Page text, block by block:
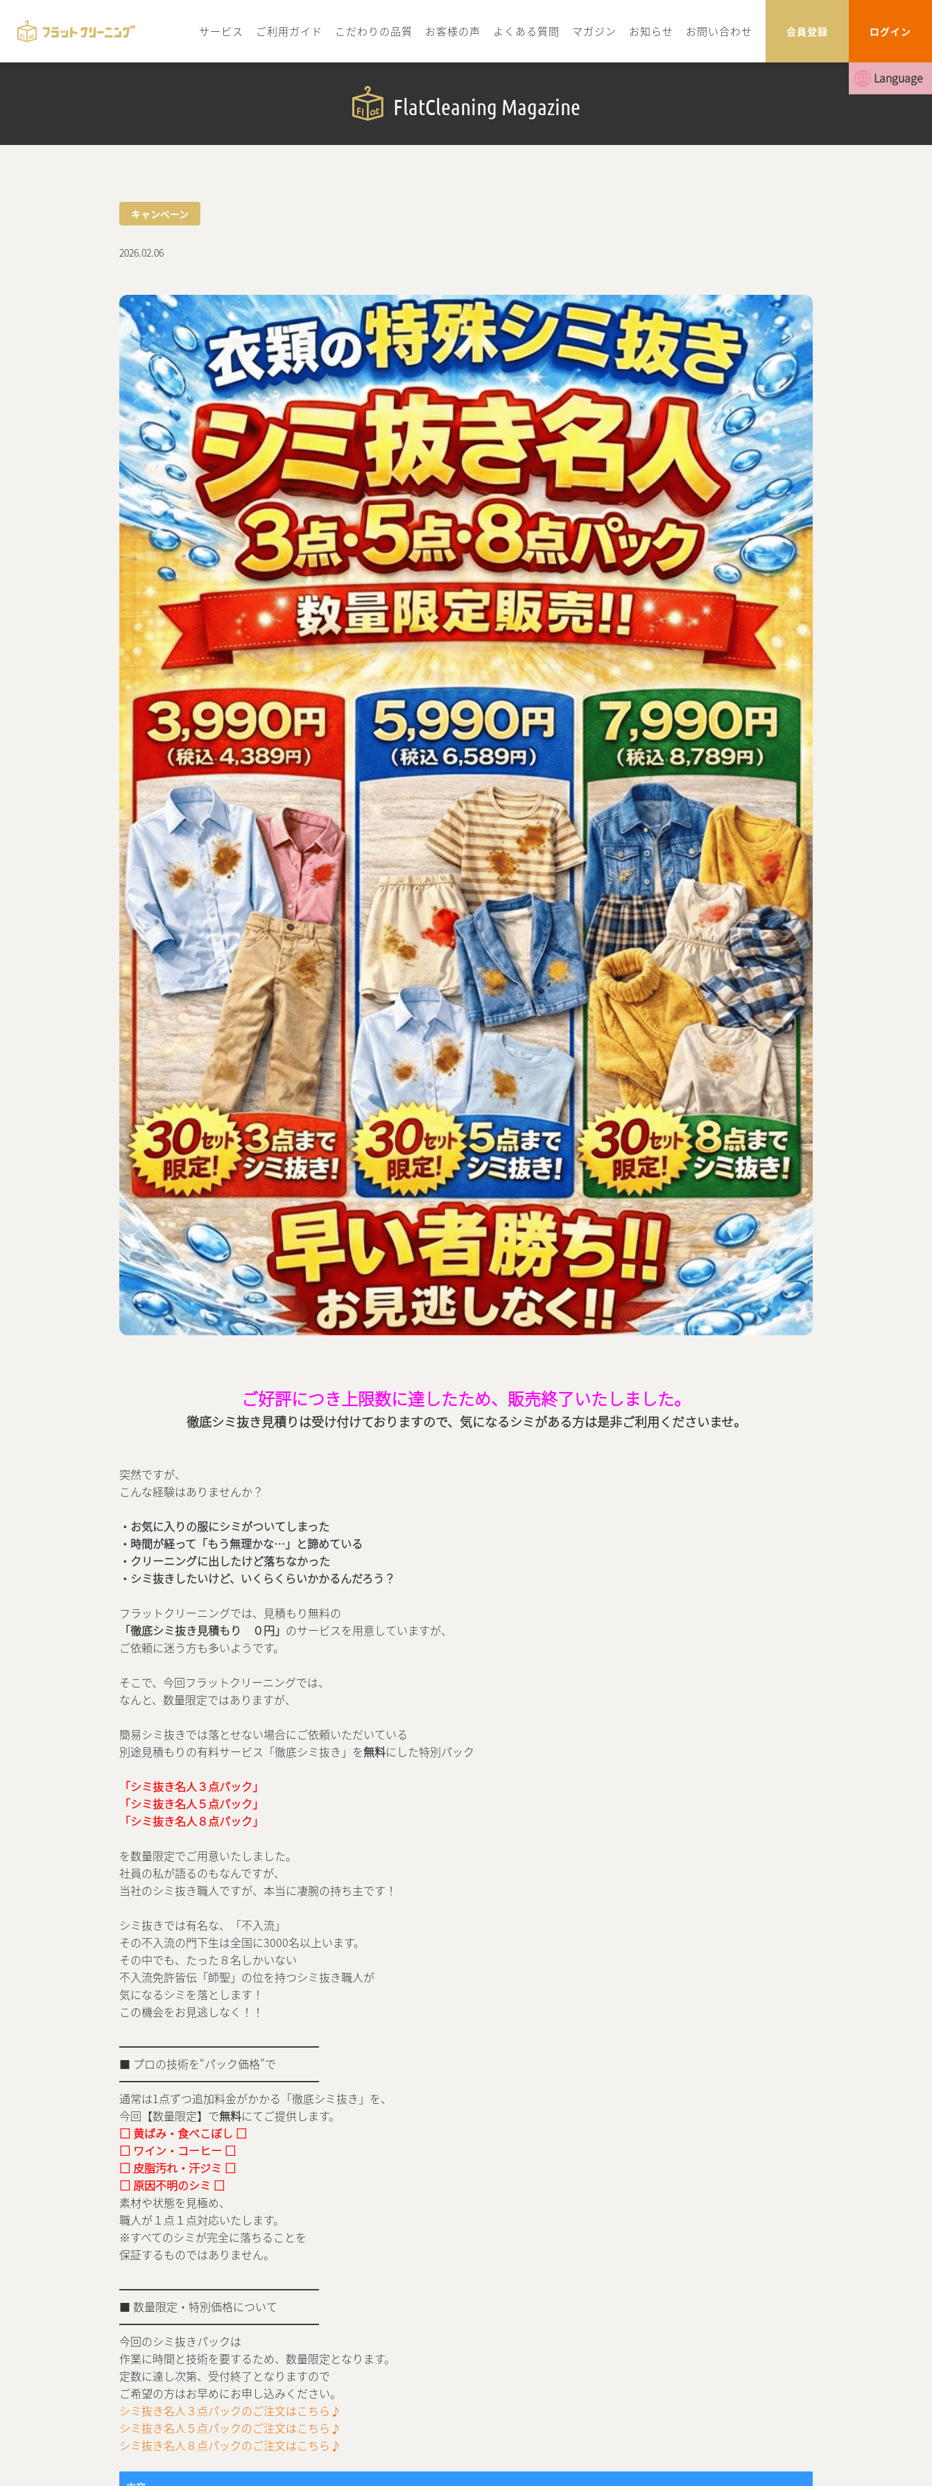
Language
サービス ご利用ガイド こだわりの品質 お客様の声 よくある質問 マガジン お知らせ お問い合わせ 会員登録 ログイン
FlatCleaning Magazine
キャンペーン
2026.02.06
ご好評につき上限数に達したため、販売終了いたしました。
徹底シミ抜き見積りは受け付けておりますので、気になるシミがある方は是非ご利用くださいませ。
突然ですが、
こんな経験はありませんか？
・お気に入りの服にシミがついてしまった
・時間が経って「もう無理かな…」と諦めている
・クリーニングに出したけど落ちなかった
・シミ抜きしたいけど、いくらくらいかかるんだろう？
フラットクリーニングでは、見積もり無料の
「徹底シミ抜き見積もり ０円」 のサービスを用意していますが、
ご依頼に迷う方も多いようです。
そこで、今回フラットクリーニングでは、
なんと、数量限定ではありますが、
簡易シミ抜きでは落とせない場合にご依頼いただいている
別途見積もりの有料サービス「徹底シミ抜き」を無料にした特別パック
「シミ抜き名人３点パック」
「シミ抜き名人５点パック」
「シミ抜き名人８点パック」
を数量限定でご用意いたしました。
社員の私が語るのもなんですが、
当社のシミ抜き職人ですが、本当に凄腕の持ち主です！
シミ抜きでは有名な、「不入流」
その不入流の門下生は全国に3000名以上います。
その中でも、たった８名しかいない
不入流免許皆伝「師聖」の位を持つシミ抜き職人が
気になるシミを落とします！
この機会をお見逃しなく！！
━━━━━━━━━━━━━━━━━━
■ プロの技術を“パック価格”で
━━━━━━━━━━━━━━━━━━
通常は1点ずつ追加料金がかかる「徹底シミ抜き」を、
今回【数量限定】で無料にてご提供します。
□ 黄ばみ・食べこぼし □
□ ワイン・コーヒー □
□ 皮脂汚れ・汗ジミ □
□ 原因不明のシミ □
素材や状態を見極め、
職人が１点１点対応いたします。
※すべてのシミが完全に落ちることを
保証するものではありません。
━━━━━━━━━━━━━━━━━━
■ 数量限定・特別価格について
━━━━━━━━━━━━━━━━━━
今回のシミ抜きパックは
作業に時間と技術を要するため、数量限定となります。
定数に達し次第、受付終了となりますので
ご希望の方はお早めにお申し込みください。
シミ抜き名人３点パックのご注文はこちら♪
シミ抜き名人５点パックのご注文はこちら♪
シミ抜き名人８点パックのご注文はこちら♪